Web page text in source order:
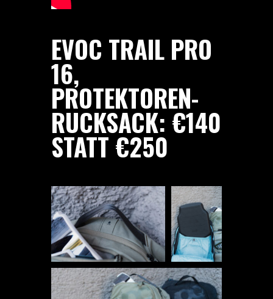
EVOC TRAIL PRO
16,
PROTEKTOREN-
RUCKSACK: €140
STATT €250